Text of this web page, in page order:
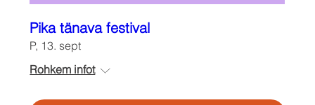
Pika tänava festival
P, 13. sept
Rohkem infot